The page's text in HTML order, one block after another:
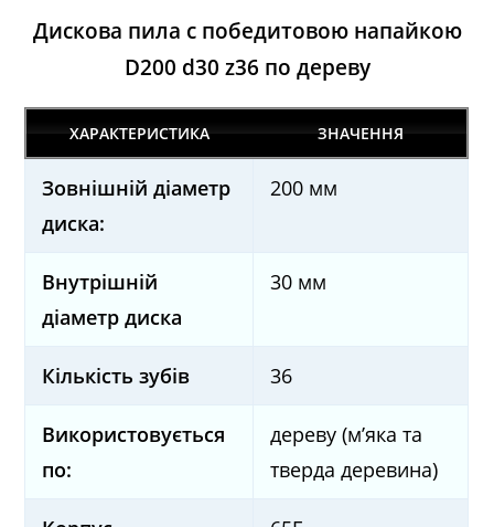
Дискова пила с победитовою напайкою
D200 d30 z36 по дереву
ХАРАКТЕРИСТИКА ЗНАЧЕННЯ
Зовнішній діаметр
диска:
200 мм
Внутрішній
діаметр диска
30 мм
Кількість зубів 36
Використовується
по:
дереву (м’яка та
тверда деревина)